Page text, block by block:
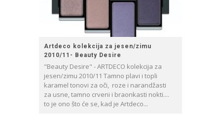
Artdeco kolekcija za jesen/zimu
2010/11- Beauty Desire
"Beauty Desire" - ARTDECO kolekcija za
jesen/zimu 2010/11 Tamno plavi i topli
karamel tonovi za oči, roze i narandžasti
za usne, tamno crveni i braonkasti nokti....
to je ono što će se, kad je Artdeco...